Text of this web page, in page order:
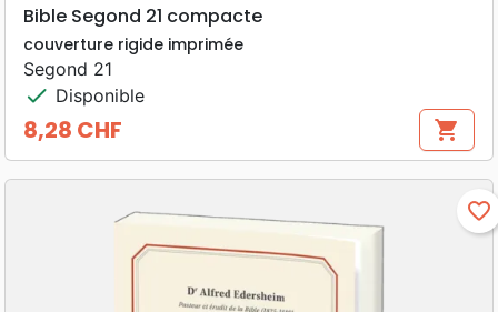
Bible Segond 21 compacte
couverture rigide imprimée
Segond 21
check Disponible
Prix
8,28 CHF shopping_cart
favorite_border